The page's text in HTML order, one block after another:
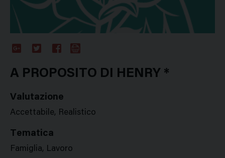
Plus
A PROPOSITO DI HENRY *
Valutazione
Accettabile, Realistico
Tematica
Famiglia, Lavoro